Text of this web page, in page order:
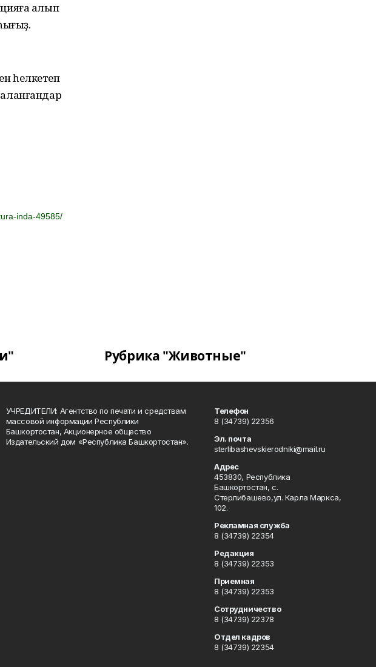
алып
һелкетеп
inda-49585/
Рубрика "Животные"
УЧРЕДИТЕЛИ: Агентство по печати и средствам
массовой информации Республики
Башкортостан, Акционерное общество
Издательский дом «Республика Башкортостан».
Телефон
8 (34739) 22356
Эл. почта
sterlibashevskierodniki@mail.ru
Адрес
453830, Республика
Башкортостан, c.
Стерлибашево,ул. Карла Маркса,
102.
Рекламная служба
8 (34739) 22354
Редакция
8 (34739) 22353
Приемная
8 (34739) 22353
Сотрудничество
8 (34739) 22378
Отдел кадров
8 (34739) 22354